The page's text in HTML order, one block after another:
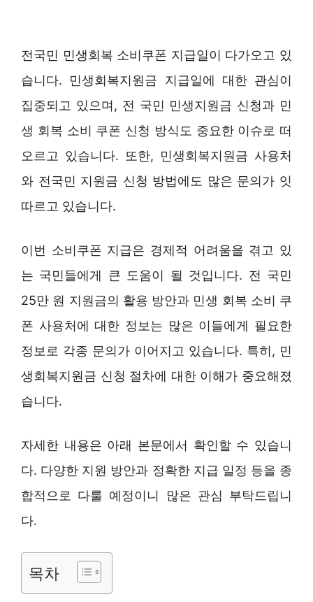
전국민 민생회복 소비쿠폰 지급일이 다가오고 있
습니다. 민생회복지원금 지급일에 대한 관심이
집중되고 있으며, 전 국민 민생지원금 신청과 민
생 회복 소비 쿠폰 신청 방식도 중요한 이슈로 떠
오르고 있습니다. 또한, 민생회복지원금 사용처
와 전국민 지원금 신청 방법에도 많은 문의가 잇
따르고 있습니다.
이번 소비쿠폰 지급은 경제적 어려움을 겪고 있
는 국민들에게 큰 도움이 될 것입니다. 전 국민
25만 원 지원금의 활용 방안과 민생 회복 소비 쿠
폰 사용처에 대한 정보는 많은 이들에게 필요한
정보로 각종 문의가 이어지고 있습니다. 특히, 민
생회복지원금 신청 절차에 대한 이해가 중요해졌
습니다.
자세한 내용은 아래 본문에서 확인할 수 있습니
다. 다양한 지원 방안과 정확한 지급 일정 등을 종
합적으로 다룰 예정이니 많은 관심 부탁드립니
다.
목차